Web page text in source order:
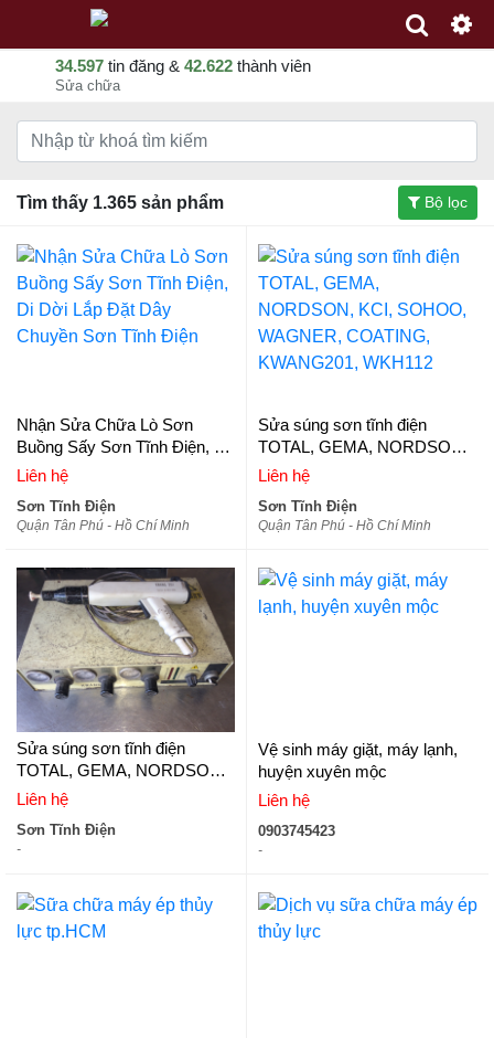
34.597 tin đăng & 42.622 thành viên
Sửa chữa
Tìm thấy 1.365 sản phẩm Bộ lọc
Nhận Sửa Chữa Lò Sơn
Buồng Sấy Sơn Tĩnh Điện, Di
Dời Lắp Đặt Dây Chuyền Sơn
Liên hệ
Sơn Tĩnh Điện
Quận Tân Phú - Hồ Chí Minh
Sửa súng sơn tĩnh điện
TOTAL, GEMA, NORDSON,
KCI, SOHOO, WAGNER,
WKH112
Liên hệ
Sơn Tĩnh Điện
Quận Tân Phú - Hồ Chí Minh
Sửa súng sơn tĩnh điện
TOTAL, GEMA, NORDSON,
KCI, SOHOO, WAGNER,
WKH112
Liên hệ
Sơn Tĩnh Điện
-
Vệ sinh máy giặt, máy lạnh,
huyện xuyên mộc
Liên hệ
0903745423
-